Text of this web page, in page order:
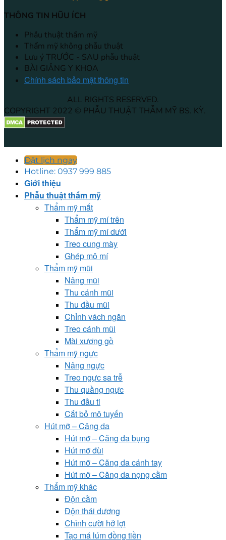
THÔNG TIN HŨU ÍCH
Phẫu thuật thẩm mỹ
Thẩm mỹ không phẫu thuật
Lưu ý TRƯỚC - SAU phẫu thuật
BÀI GIẢNG Y KHOA
Chính sách bảo mật thông tin
ALL RIGHTS RESERVED.
COPYRIGHT 2022 © PHẪU THUẬT THẪM MỸ BS. KỲ.
Đặt lịch ngay
Hotline: 0937 999 885
Giới thiệu
Phẫu thuật thẩm mỹ
Thẩm mỹ mắt
Thẩm mỹ mí trên
Thẩm mỹ mí dưới
Treo cung mày
Ghép mô mí
Thẩm mỹ mũi
Nâng mũi
Thu cánh mũi
Thu đầu mũi
Chỉnh vách ngăn
Treo cánh mũi
Mài xương gồ
Thẩm mỹ ngực
Nâng ngực
Treo ngực sa trễ
Thu quầng ngực
Thu đầu ti
Cắt bỏ mô tuyến
Hút mỡ – Căng da
Hút mỡ – Căng da bụng
Hút mỡ đùi
Hút mỡ – Căng da cánh tay
Hút mỡ – Căng da nọng cằm
Thẩm mỹ khác
Độn cằm
Độn thái dương
Chỉnh cười hở lợi
Tạo má lúm đồng tiền